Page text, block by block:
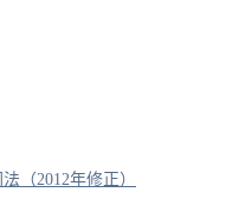
（2012年修正）